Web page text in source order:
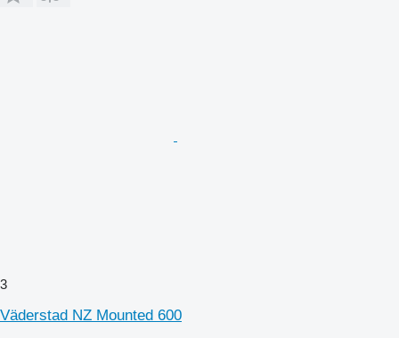
3
Väderstad NZ Mounted 600